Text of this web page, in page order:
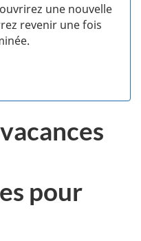
une nouvelle
revenir une fois
pour